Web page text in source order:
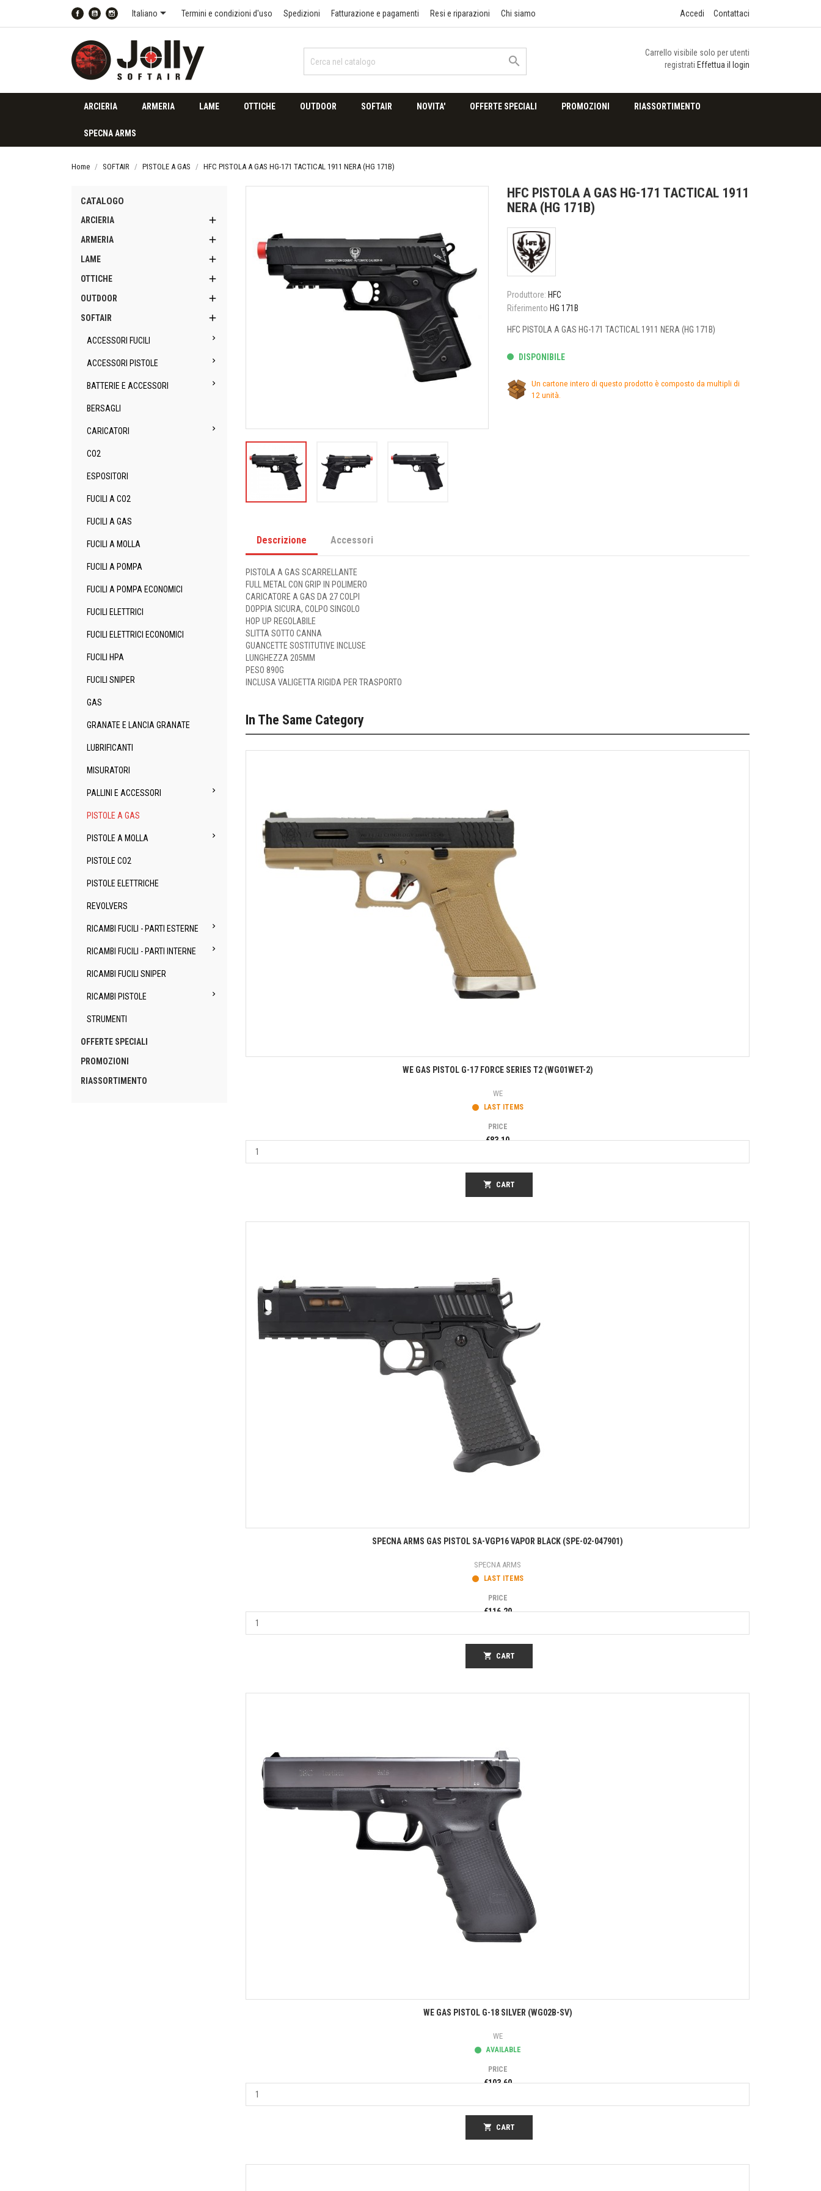
FacebookYouTube
Italiano Termini e condizioni d'uso Spedizioni Fatturazione e pagamenti Resi e riparazioni Chi siamo Accedi Contattaci

Carrello visibile solo per utenti
registrati Effettua il login
ARCIERIA ARMERIA LAME OTTICHE OUTDOOR SOFTAIR NOVITA' OFFERTE SPECIALI PROMOZIONI RIASSORTIMENTO
SPECNA ARMS
Home SOFTAIR PISTOLE A GAS HFC PISTOLA A GAS HG-171 TACTICAL 1911 NERA (HG 171B)
CATALOGO
ARCIERIA 
ARMERIA 
LAME 
OTTICHE 
OUTDOOR 
SOFTAIR 
ACCESSORI FUCILI 
ACCESSORI PISTOLE 
BATTERIE E ACCESSORI 
BERSAGLI
CARICATORI 
CO2
ESPOSITORI
FUCILI A CO2
FUCILI A GAS
FUCILI A MOLLA
FUCILI A POMPA
FUCILI A POMPA ECONOMICI
FUCILI ELETTRICI
FUCILI ELETTRICI ECONOMICI
FUCILI HPA
FUCILI SNIPER
GAS
GRANATE E LANCIA GRANATE
LUBRIFICANTI
MISURATORI
PALLINI E ACCESSORI 
PISTOLE A GAS
PISTOLE A MOLLA 
PISTOLE CO2
PISTOLE ELETTRICHE
REVOLVERS
RICAMBI FUCILI - PARTI ESTERNE 
RICAMBI FUCILI - PARTI INTERNE 
RICAMBI FUCILI SNIPER
RICAMBI PISTOLE 
STRUMENTI
OFFERTE SPECIALI
PROMOZIONI
RIASSORTIMENTO
HFC PISTOLA A GAS HG-171 TACTICAL 1911
NERA (HG 171B)
Produttore: HFC
Riferimento HG 171B
HFC PISTOLA A GAS HG-171 TACTICAL 1911 NERA (HG 171B)
DISPONIBILE
Un cartone intero di questo prodotto è composto da multipli di
12 unità.
Descrizione Accessori
PISTOLA A GAS SCARRELLANTE
FULL METAL CON GRIP IN POLIMERO
CARICATORE A GAS DA 27 COLPI
DOPPIA SICURA, COLPO SINGOLO
HOP UP REGOLABILE
SLITTA SOTTO CANNA
GUANCETTE SOSTITUTIVE INCLUSE
LUNGHEZZA 205MM
PESO 890G
INCLUSA VALIGETTA RIGIDA PER TRASPORTO
In The Same Category
Quick view
WE GAS PISTOL G-17 FORCE SERIES T2 (WG01WET-2)
WE
LAST ITEMS
PRICE
€83.10
shopping_cart CART
Quick view
SPECNA ARMS GAS PISTOL SA-VGP16 VAPOR BLACK (SPE-02-047901)
SPECNA ARMS
LAST ITEMS
PRICE
€116.20
shopping_cart CART
Quick view
WE GAS PISTOL G-18 SILVER (WG02B-SV)
WE
AVAILABLE
PRICE
€103.60
shopping_cart CART